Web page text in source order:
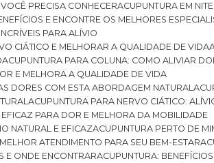
PRECISA CONHECER
ACUPUNTURA EM
E ENCONTRE OS MELHORES
PARA ALÍVIO
CIÁTICO E MELHORAR A QUALIDADE DE VIDA
ACUPUNTURA PARA COLUNA: COMO ALIVIAR
E MELHORA A QUALIDADE DE VIDA
DORES COM ESTA ABORDAGEM NATURAL
ACUPUNTURA PARA NERVO CIÁTICO:
EFICAZ PARA DOR E MELHORA DA MOBILIDADE
NATURAL E EFICAZ
ACUPUNTURA PERTO DE
ATENDIMENTO PARA SEU BEM-ESTAR
E ONDE ENCONTRAR
ACUPUNTURA: